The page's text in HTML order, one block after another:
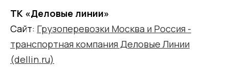
ТК «Деловые линии»
Сайт: Грузоперевозки Москва и Россия -
транспортная компания Деловые Линии
(dellin.ru)